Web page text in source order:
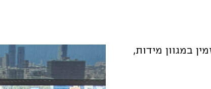
במגוון מידות,